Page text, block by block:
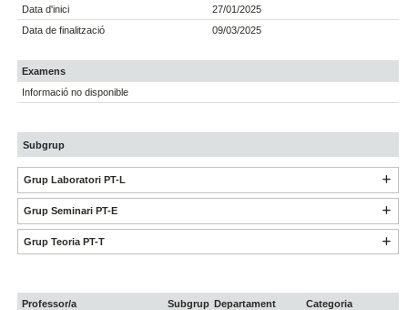
Data d'inici
27/01/2025
Data de finalització
09/03/2025
Examens
Informació no disponible
Subgrup
Grup Laboratori PT-L
Grup Seminari PT-E
Grup Teoria PT-T
Professor/a Subgrup Departament
Categoria